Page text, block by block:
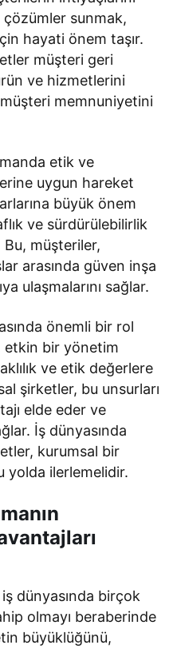
sunmak,
hayati önem taşır.
müşteri geri
ve hizmetlerini
memnuniyetini
etik ve
uygun hareket
büyük önem
ve sürdürülebilirlik
müşteriler,
arasında güven inşa
ulaşmalarını sağlar.
önemli bir rol
etkin bir yönetim
ve etik değerlere
şirketler, bu unsurları
elde eder ve
İş dünyasında
kurumsal bir
yolda ilerlemelidir.
dünyasında birçok
olmayı beraberinde
büyüklüğünü,